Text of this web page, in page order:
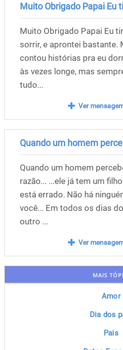
Muito Obrigado Papai Eu
Muito Obrigado Papai Eu
sorrir, e aprontei bastante.
contou histórias pra eu
às vezes longe, mas
tudo...
Ver
Quando um homem
Quando um homem
razão... ...ele já tem um
está errado. Não há
você... Em todos os dias
outro ...
Ver
MAIS
Amor
Dia dos
Pais